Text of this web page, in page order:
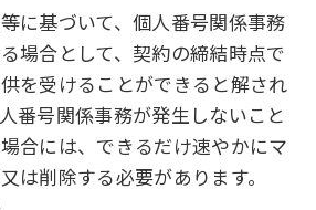
に基づいて、個人番号関係事務
場合として、契約の締結時点で
を受けることができると解され
番号関係事務が発生しないこと
合には、できるだけ速やかにマ
は削除する必要があります。